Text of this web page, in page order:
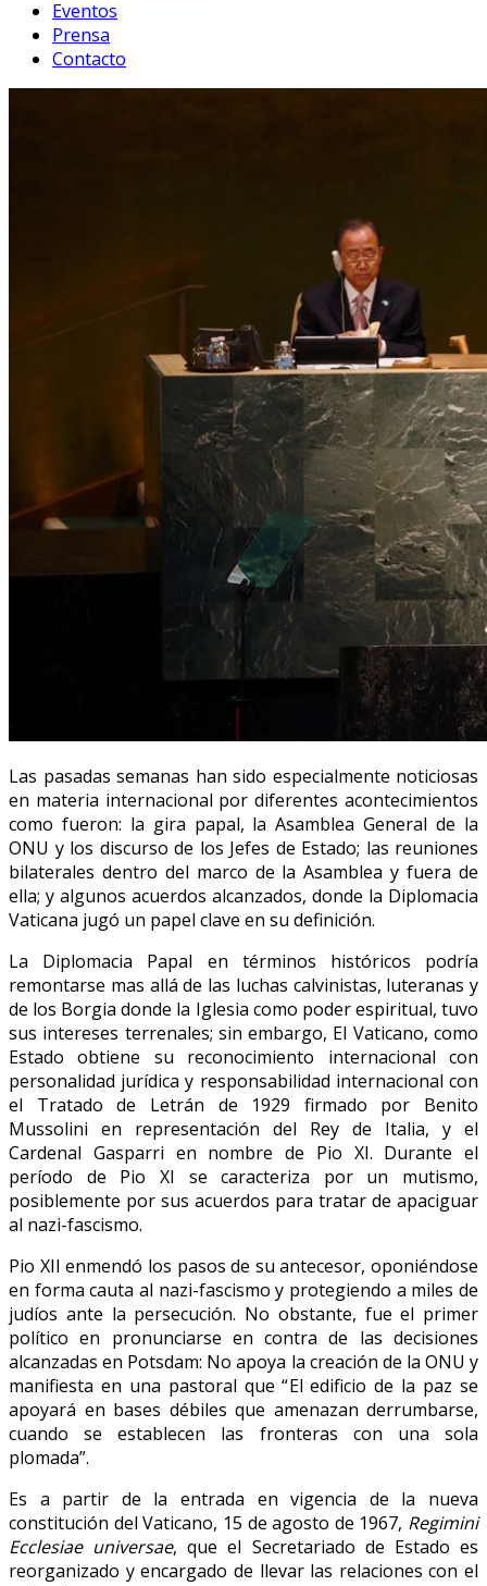
Eventos
Prensa
Contacto
Las pasadas semanas han sido especialmente noticiosas
en materia internacional por diferentes acontecimientos
como fueron: la gira papal, la Asamblea General de la
ONU y los discurso de los Jefes de Estado; las reuniones
bilaterales dentro del marco de la Asamblea y fuera de
ella; y algunos acuerdos alcanzados, donde la Diplomacia
Vaticana jugó un papel clave en su definición.
La Diplomacia Papal en términos históricos podría
remontarse mas allá de las luchas calvinistas, luteranas y
de los Borgia donde la Iglesia como poder espiritual, tuvo
sus intereses terrenales; sin embargo, El Vaticano, como
Estado obtiene su reconocimiento internacional con
personalidad jurídica y responsabilidad internacional con
el Tratado de Letrán de 1929 firmado por Benito
Mussolini en representación del Rey de Italia, y el
Cardenal Gasparri en nombre de Pio XI. Durante el
período de Pio XI se caracteriza por un mutismo,
posiblemente por sus acuerdos para tratar de apaciguar
al nazi-fascismo.
Pio XII enmendó los pasos de su antecesor, oponiéndose
en forma cauta al nazi-fascismo y protegiendo a miles de
judíos ante la persecución. No obstante, fue el primer
político en pronunciarse en contra de las decisiones
alcanzadas en Potsdam: No apoya la creación de la ONU y
manifiesta en una pastoral que “El edificio de la paz se
apoyará en bases débiles que amenazan derrumbarse,
cuando se establecen las fronteras con una sola
plomada”.
Es a partir de la entrada en vigencia de la nueva
constitución del Vaticano, 15 de agosto de 1967, Regimini
Ecclesiae universae, que el Secretariado de Estado es
reorganizado y encargado de llevar las relaciones con el